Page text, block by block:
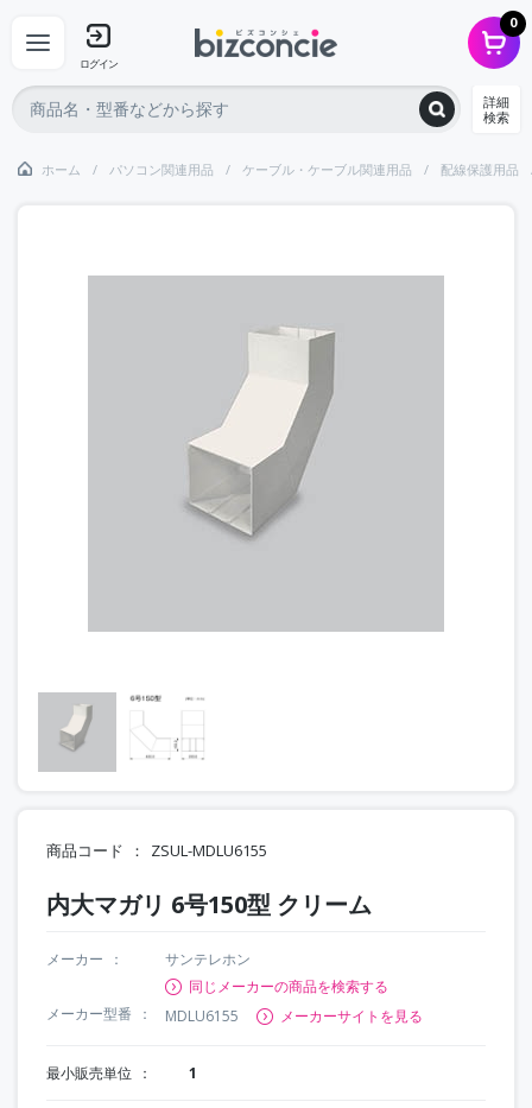
ログイン
0
詳細
検索
ホーム パソコン関連用品 ケーブル・ケーブル関連用品 配線保護用品
商品コード ZSUL-MDLU6155
内大マガリ 6号150型 クリーム
メーカー
サンテレホン
同じメーカーの商品を検索する
メーカー型番
MDLU6155 メーカーサイトを見る
最小販売単位 1